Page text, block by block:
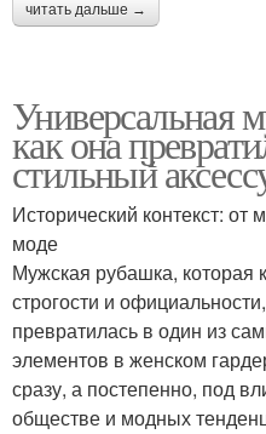
читать дальше →
Универсальная
как она
стильный
Исторический контекст: от
моде
Мужская рубашка, которая
строгости и
превратилась в один из
элементов в женском
сразу, а постепенно, под
обществе и модных